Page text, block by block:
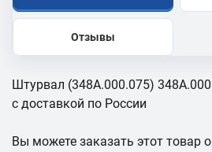
Отзывы
Штурвал (348А.000.075)
с доставкой по России
Вы можете заказать этот товар